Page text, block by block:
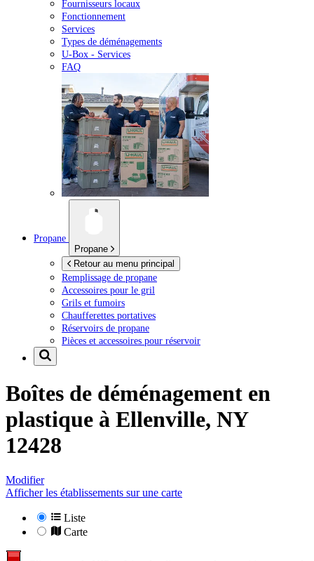
Fournisseurs locaux
Fonctionnement
Services
Types de déménagements
U-Box - Services
FAQ
Propane
Propane
Retour au menu principal
Remplissage de propane
Accessoires pour le gril
Grils et fumoirs
Chaufferettes portatives
Réservoirs de propane
Pièces et accessoires pour réservoir
Boîtes de déménagement en
plastique à Ellenville, NY
12428
Modifier
Afficher les établissements sur une carte
Liste
Carte